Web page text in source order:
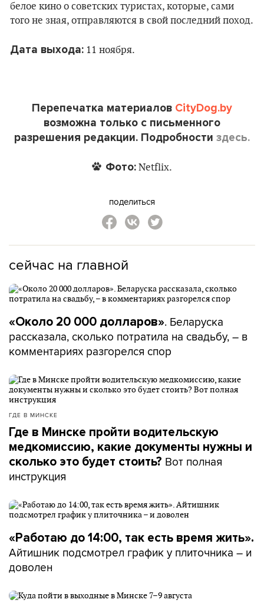
белое кино о советских туристах, которые, сами
того не зная, отправляются в свой последний поход.
Дата выхода: 11 ноября.
Перепечатка материалов CityDog.by
возможна только с письменного
разрешения редакции. Подробности здесь.
Фото: Netflix.
поделиться
сейчас на главной
«Около 20 000 долларов». Беларуска
рассказала, сколько потратила на свадьбу, – в
комментариях разгорелся спор
ГДЕ В МИНСКЕ
Где в Минске пройти водительскую
медкомиссию, какие документы нужны и
сколько это будет стоить? Вот полная
инструкция
«Работаю до 14:00, так есть время жить».
Айтишник подсмотрел график у плиточника – и
доволен